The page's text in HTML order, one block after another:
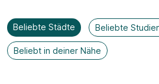
Beliebte Städte Beliebte
Beliebt in deiner Nähe